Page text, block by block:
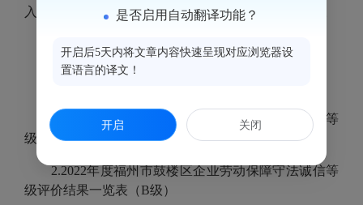
入本年度劳动保障监察重点监管对象，实行动态监管。
1.2022年度福州市鼓楼区企业劳动保障守法诚信等
级评价结果一览表（A级）
2.2022年度福州市鼓楼区企业劳动保障守法诚信等
级评价结果一览表（B级）
是否启用自动翻译功能？
开启后5天内将文章内容快速呈现对应浏览器设
置语言的译文！
开启 关闭